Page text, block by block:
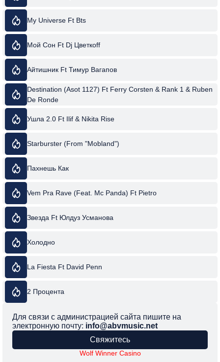
My Universe Ft Bts
Мой Сон Ft Dj Цветкоff
Айтишник Ft Тимур Вагапов
Destination (Asot 1127) Ft Ferry Corsten & Rank 1 & Ruben
De Ronde
Ушла 2.0 Ft Ilif & Nikita Rise
Starburster (From "Mobland")
Пахнешь Как
Vem Pra Rave (Feat. Mc Panda) Ft Pietro
Звезда Ft Юлдуз Усманова
Холодно
La Fiesta Ft David Penn
2 Процента
Для связи с администрацией сайта пишите на
электронную почту: info@abvmusic.net
Свяжитесь
Wolf Winner Casino